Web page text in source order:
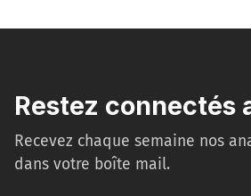
Restez connectés
Recevez chaque semaine nos
dans votre boîte mail.